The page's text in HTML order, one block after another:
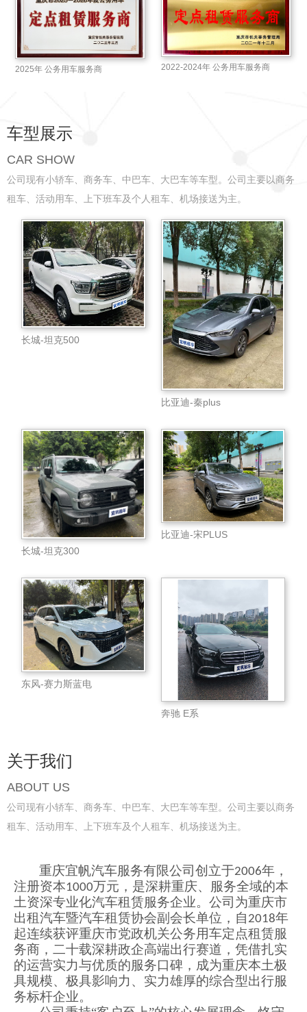
2025年 公务用车服务商 2022-2024年 公务用车服务商
车型展示
CAR SHOW
公司现有小轿车、商务车、中巴车、大巴车等车型。公司主要以商务
租车、活动用车、上下班车及个人租车、机场接送为主。
长城-坦克500
比亚迪-秦plus
长城-坦克300
比亚迪-宋PLUS
东风-赛力斯蓝电
奔驰 E系
关于我们
ABOUT US
公司现有小轿车、商务车、中巴车、大巴车等车型。公司主要以商务
租车、活动用车、上下班车及个人租车、机场接送为主。
重庆宜帆汽车服务有限公司创立于2006年，
注册资本1000万元，是深耕重庆、服务全域的本
土资深专业化汽车租赁服务企业。公司为重庆市
出租汽车暨汽车租赁协会副会长单位，自 2018年
起连续获评重庆市党政机关公务用车定点租赁服
务商，二十载深耕政企高端出行赛道，凭借扎实
的运营实力与优质的服务口碑，成为重庆本土极
具规模、极具影响力 、实力雄厚的综合型出行服
务标杆企业。